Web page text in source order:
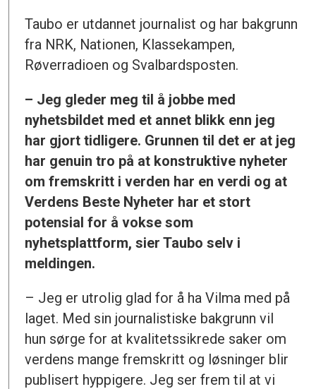
Taubo er utdannet journalist og har bakgrunn
fra NRK, Nationen, Klassekampen,
Røverradioen og Svalbardsposten.
– Jeg gleder meg til å jobbe med
nyhetsbildet med et annet blikk enn jeg
har gjort tidligere. Grunnen til det er at jeg
har genuin tro på at konstruktive nyheter
om fremskritt i verden har en verdi og at
Verdens Beste Nyheter har et stort
potensial for å vokse som
nyhetsplattform, sier Taubo selv i
meldingen.
– Jeg er utrolig glad for å ha Vilma med på
laget. Med sin journalistiske bakgrunn vil
hun sørge for at kvalitetssikrede saker om
verdens mange fremskritt og løsninger blir
publisert hyppigere. Jeg ser frem til at vi